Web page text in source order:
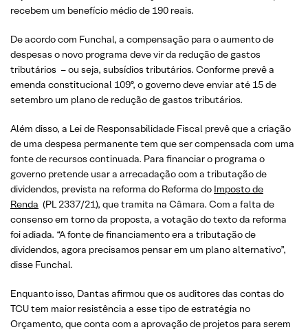
recebem um benefício médio de 190 reais.
De acordo com Funchal, a compensação para o aumento de
despesas o novo programa deve vir da redução de gastos
tributários – ou seja, subsídios tributários. Conforme prevê a
emenda constitucional 109º, o governo deve enviar até 15 de
setembro um plano de redução de gastos tributários.
Além disso, a Lei de Responsabilidade Fiscal prevê que a criação
de uma despesa permanente tem que ser compensada com uma
fonte de recursos continuada. Para financiar o programa o
governo pretende usar a arrecadação com a tributação de
dividendos, prevista na reforma do Reforma do Imposto de
Renda (PL 2337/21), que tramita na Câmara. Com a falta de
consenso em torno da proposta, a votação do texto da reforma
foi adiada. “A fonte de financiamento era a tributação de
dividendos, agora precisamos pensar em um plano alternativo”,
disse Funchal.
Enquanto isso, Dantas afirmou que os auditores das contas do
TCU tem maior resistência a esse tipo de estratégia no
Orçamento, que conta com a aprovação de projetos para serem